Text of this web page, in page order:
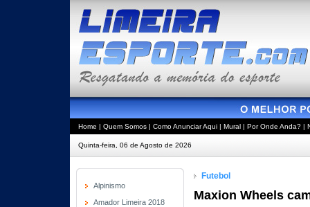
Home | Quem Somos | Como Anunciar Aqui | Mural | Por Onde Anda? |
Quinta-feira, 06 de Agosto de 2026
Alpinismo
Amador Limeira 2018
Futebol
Maxion Wheels